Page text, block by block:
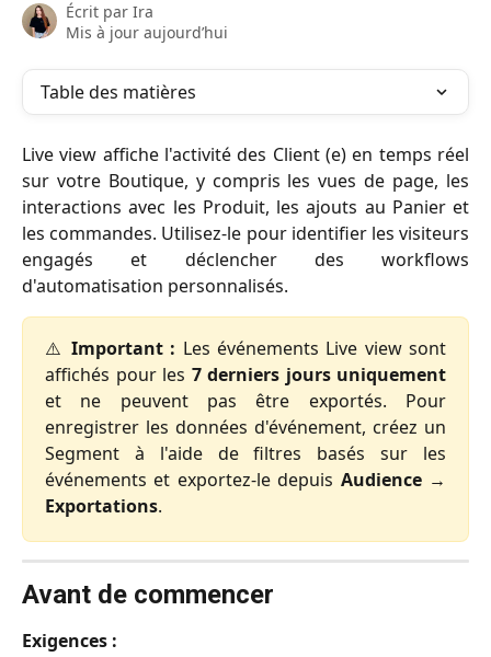
Écrit par Ira
Mis à jour aujourd’hui
Table des matières
Live view affiche l'activité des Client (e) en temps réel
sur votre Boutique, y compris les vues de page, les
interactions avec les Produit, les ajouts au Panier et
les commandes. Utilisez-le pour identifier les visiteurs
engagés et déclencher des workflows
d'automatisation personnalisés.
⚠️ Important : Les événements Live view sont
affichés pour les 7 derniers jours uniquement
et ne peuvent pas être exportés. Pour
enregistrer les données d'événement, créez un
Segment à l'aide de filtres basés sur les
événements et exportez-le depuis Audience →
Exportations.
Avant de commencer
Exigences :